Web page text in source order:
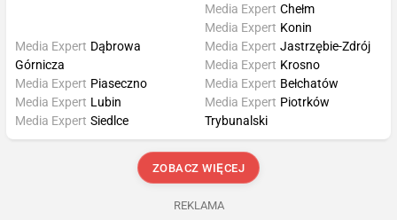
Media Expert Chełm
Media Expert Konin
Media Expert Dąbrowa
Górnicza
Media Expert Piaseczno
Media Expert Lubin
Media Expert Siedlce
Media Expert Jastrzębie-Zdrój
Media Expert Krosno
Media Expert Bełchatów
Media Expert Piotrków
Trybunalski
ZOBACZ WIĘCEJ
REKLAMA